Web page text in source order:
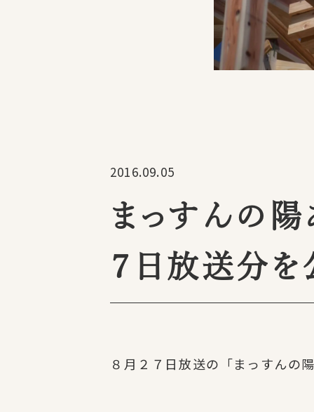
2016.09.05
まっすんの
７日放送分を
８月２７日放送の「まっすんの